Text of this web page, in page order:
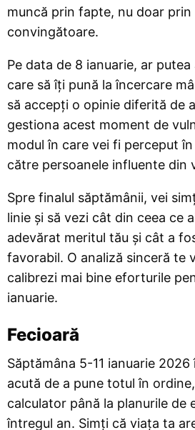
muncă prin fapte, nu doar prin
convingătoare.
Pe data de 8 ianuarie, ar
care să îți pună la încercare
să accepți o opinie diferită de
gestiona acest moment de
modul în care vei fi perceput
către persoanele influente din
Spre finalul săptămânii, vei
linie și să vezi cât din ceea ce
adevărat meritul tău și cât a
favorabil. O analiză sinceră te
calibrezi mai bine eforturile
ianuarie.
Fecioară
Săptămâna 5-11 ianuarie
acută de a pune totul în
calculator până la planurile de
întregul an. Simți că viața ta